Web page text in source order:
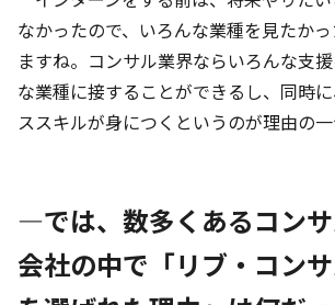
なかったので、いろんな業種を見たか
ますね。コンサル業界ならいろんな支
な業種に接することができるし、同時
ススキルが身につくというのが理由の一
―では、数多くあるコン
会社の中で「リブ・コン